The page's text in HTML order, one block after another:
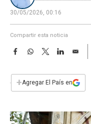
30/05/2026, 00:16
Compartir esta noticia
F
e
b
k
W
s
p
T
w
t
L
n
E
i
l
+Agregar El País en